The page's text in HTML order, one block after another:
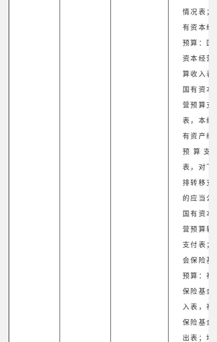
情况表；
有资本经
预算：国
资本经营
算收入表
国有资本
营预算支
表，本级
有资产经
预算支
表，对下
排转移支
的应当公
国有资本
营预算转
支付表；
会保险基
预算：社
保险基金
入表，社
保险基金
出表；地